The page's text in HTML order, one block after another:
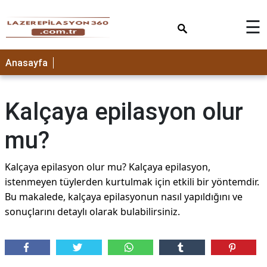
☰
Anasayfa
Kalçaya epilasyon olur
mu?
Kalçaya epilasyon olur mu? Kalçaya epilasyon,
istenmeyen tüylerden kurtulmak için etkili bir yöntemdir.
Bu makalede, kalçaya epilasyonun nasıl yapıldığını ve
sonuçlarını detaylı olarak bulabilirsiniz.